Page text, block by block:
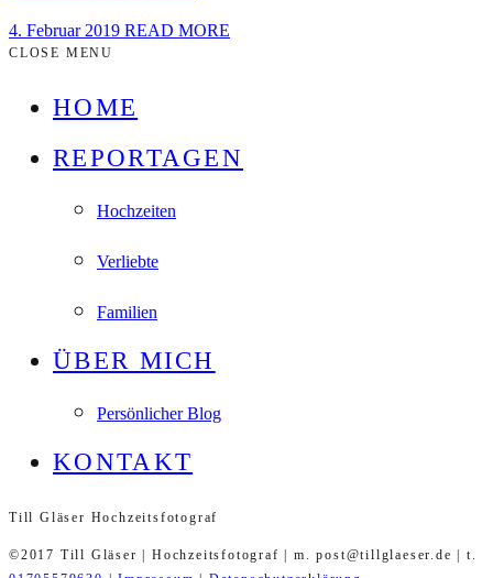
4. Februar 2019 READ MORE
CLOSE MENU
HOME
REPORTAGEN
Hochzeiten
Verliebte
Familien
ÜBER MICH
Persönlicher Blog
KONTAKT
Till Gläser Hochzeitsfotograf
©2017 Till Gläser | Hochzeitsfotograf | m. post@tillglaeser.de | t.